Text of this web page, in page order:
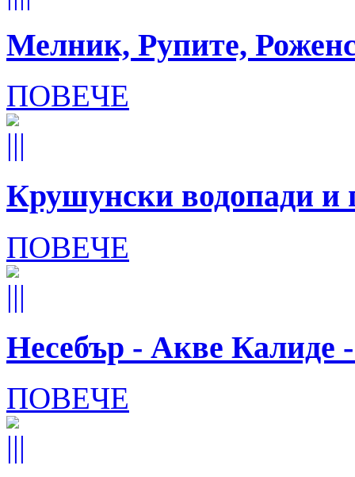
Мелник, Рупите,
ПОВЕЧЕ
Крушунски водопади
ПОВЕЧЕ
Несебър - Акве Калиде
ПОВЕЧЕ